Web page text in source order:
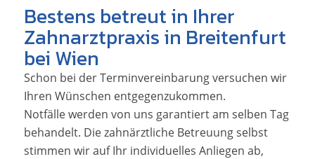
Bestens betreut in Ihrer
Zahnarztpraxis in Breitenfurt
bei Wien
Schon bei der Terminvereinbarung versuchen wir
Ihren Wünschen entgegenzukommen.
Notfälle werden von uns garantiert am selben Tag
behandelt. Die zahnärztliche Betreuung selbst
stimmen wir auf Ihr individuelles Anliegen ab,